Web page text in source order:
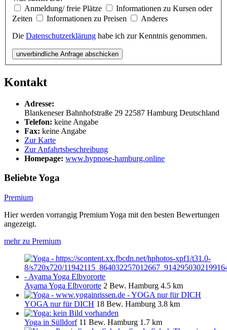
Anmeldung/ freie Plätze
Informationen zu Kursen oder
Zeiten
Informationen zu Preisen
Anderes
Die Datenschutzerklärung habe ich zur Kenntnis genommen.
unverbindliche Anfrage abschicken
Kontakt
Adresse:
Blankeneser Bahnhofstraße 29 22587 Hamburg Deutschland
Telefon: keine Angabe
Fax: keine Angabe
Zur Karte
Zur Anfahrtsbeschreibung
Homepage: www.hypnose-hamburg.online
Beliebte Yoga
Premium
Hier werden vorrangig Premium Yoga mit den besten Bewertungen
angezeigt.
mehr zu Premium
Ayama Yoga Elbvororte 2 Bew. Hamburg 4.5 km
YOGA nur für DICH 18 Bew. Hamburg 3.8 km
Yoga in Sülldorf 11 Bew. Hamburg 1.7 km